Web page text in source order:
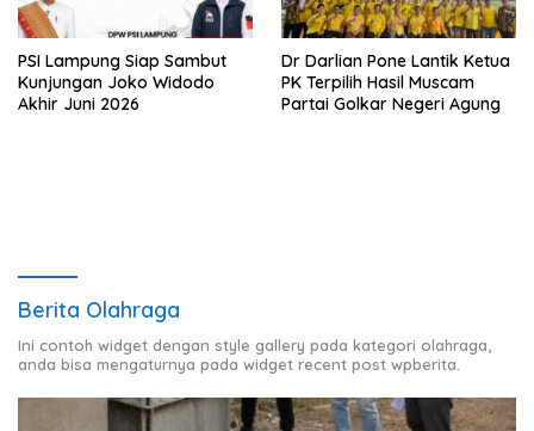
PSI Lampung Siap Sambut
Kunjungan Joko Widodo
Akhir Juni 2026
Dr Darlian Pone Lantik Ketua
PK Terpilih Hasil Muscam
Partai Golkar Negeri Agung
Berita Olahraga
Ini contoh widget dengan style gallery pada kategori olahraga,
anda bisa mengaturnya pada widget recent post wpberita.